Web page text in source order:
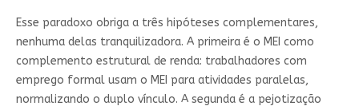
Esse paradoxo obriga a três hipóteses complementares,
nenhuma delas tranquilizadora. A primeira é o MEI como
complemento estrutural de renda: trabalhadores com
emprego formal usam o MEI para atividades paralelas,
normalizando o duplo vínculo. A segunda é a pejotização